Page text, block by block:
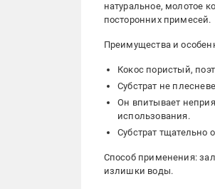
натуральное, молотое
посторонних примесей.
Преимущества и
Кокос пористый,
Субстрат не
Он впитывает
использования.
Субстрат тщательно
Способ применения:
излишки воды.